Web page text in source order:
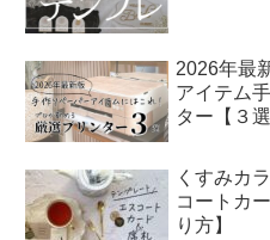
2026年最
アイテム
ター【３選
くすみカ
コートカ
り方】